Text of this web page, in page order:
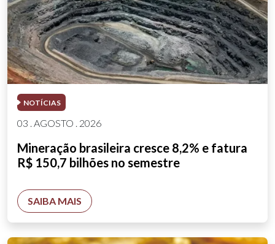
NOTÍCIAS
03 . AGOSTO . 2026
Mineração brasileira cresce 8,2% e fatura
R$ 150,7 bilhões no semestre
SAIBA MAIS